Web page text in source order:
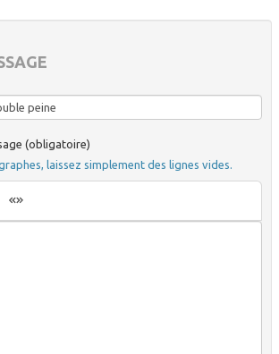
(obligatoire)
laissez simplement des lignes vides.